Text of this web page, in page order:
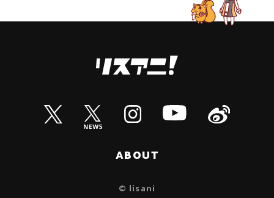
ABOUT
© lisani